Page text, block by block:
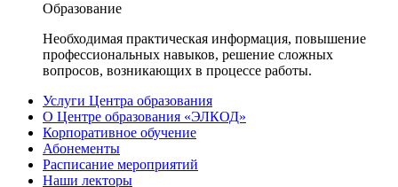
Образование
Необходимая практическая информация, повышение
профессиональных навыков, решение сложных
вопросов, возникающих в процессе работы.
Услуги Центра образования
О Центре образования «ЭЛКОД»
Корпоративное обучение
Абонементы
Расписание мероприятий
Наши лекторы